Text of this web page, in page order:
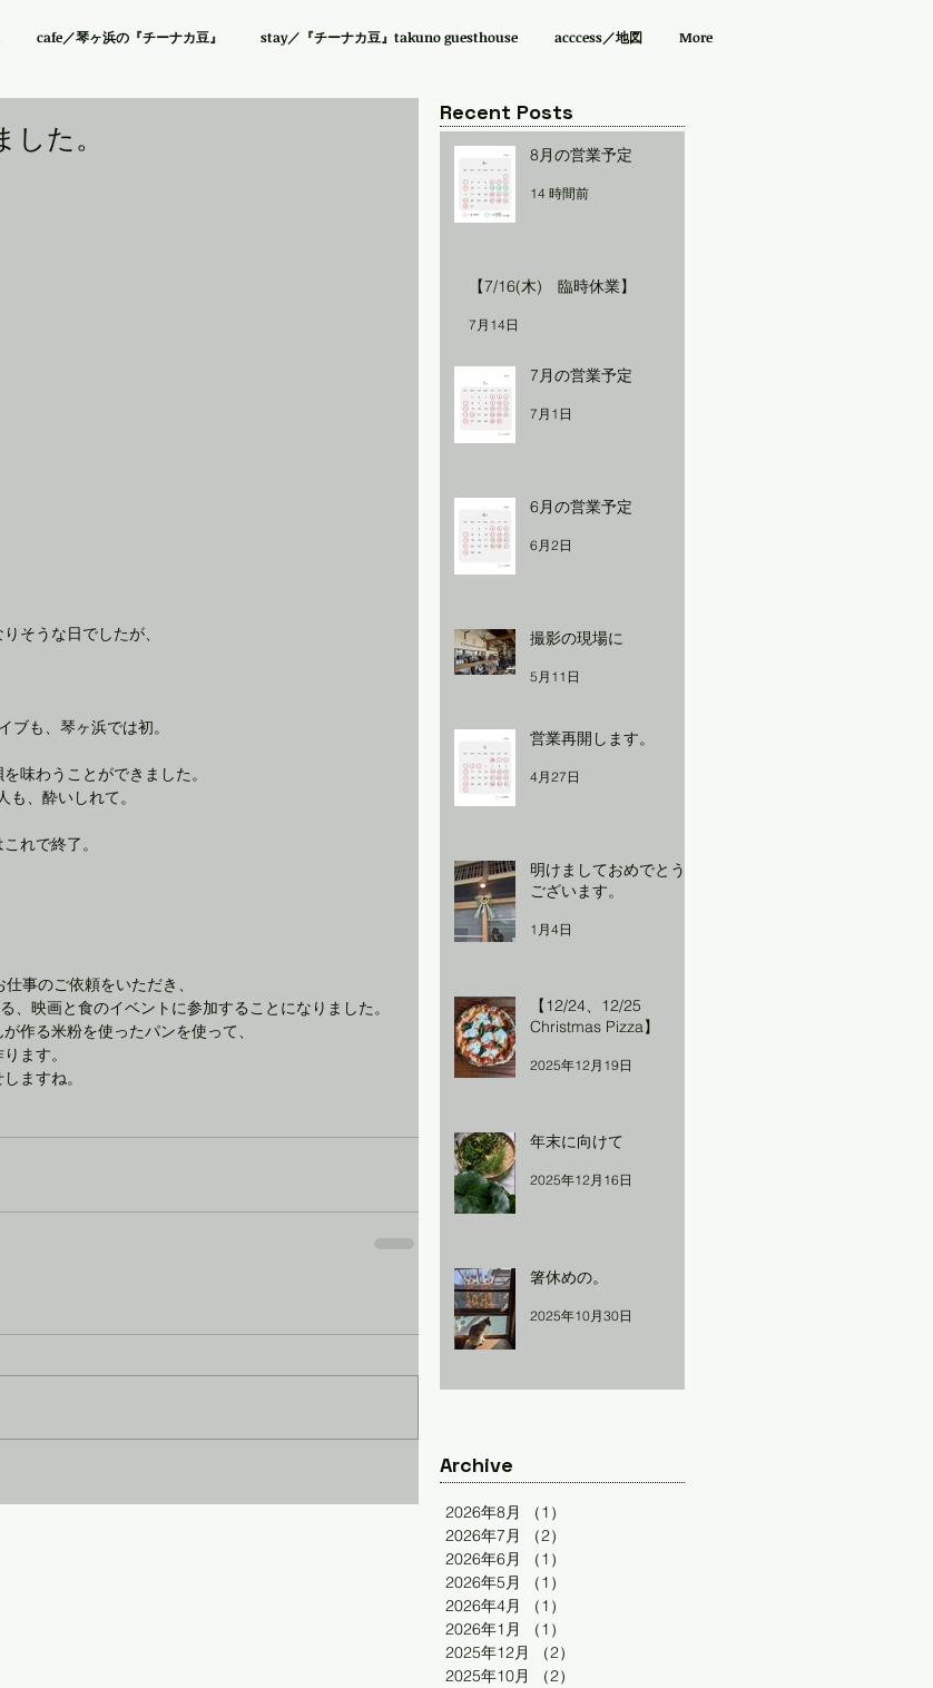
cafe／琴ヶ浜の『チーナカ豆』 stay／『チーナカ豆』takuno guesthouse acccess／地図 More
た。
そうな日でしたが、
ブも、琴ヶ浜では初。
味わうことができました。
も、酔いしれて。
れで終了。
事のご依頼をいただき、
、映画と食のイベントに参加することになりました。
作る米粉を使ったパンを使って、
ます。
ますね。
Recent Posts
8月の営業予定
14 時間前
【7/16(木) 臨時休業】
7月14日
7月の営業予定
7月1日
6月の営業予定
6月2日
撮影の現場に
5月11日
営業再開します。
4月27日
明けましておめでとう
ございます。
1月4日
【12/24、12/25
Christmas Pizza】
2025年12月19日
年末に向けて
2025年12月16日
箸休めの。
2025年10月30日
Archive
2026年8月 （1）
2026年7月
（2）
2026年6月
（1）
2026年5月
（1）
2026年4月
（1）
2026年1月
（1）
2025年12月
（2）
2025年10月
（2）